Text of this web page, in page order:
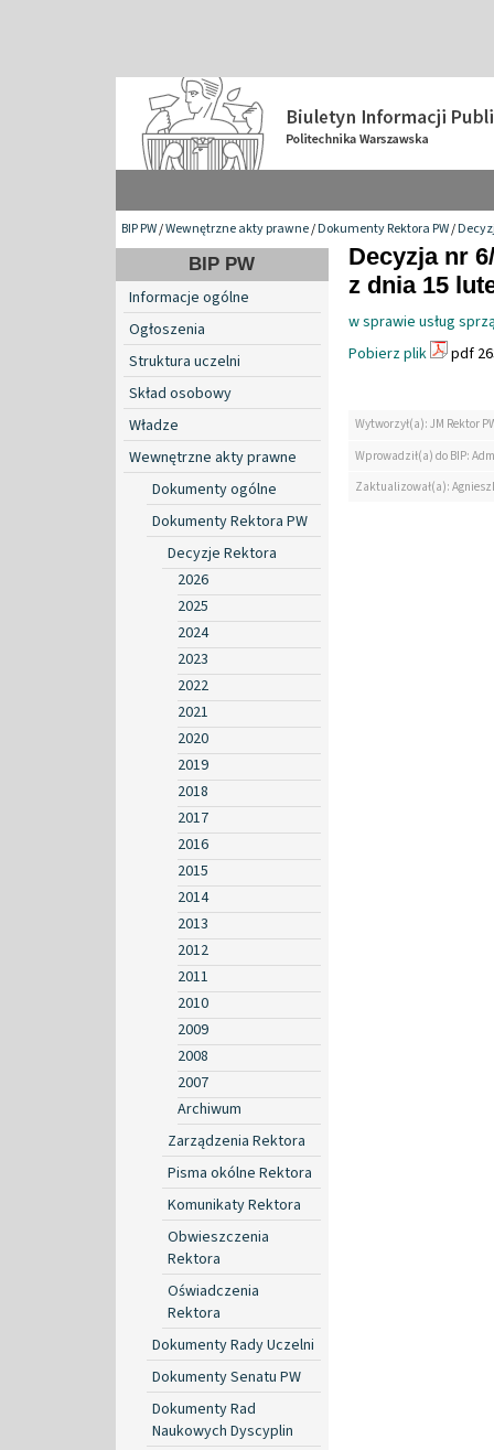
BIP PW/Wewnętrzne akty prawne/Dokumenty Rektora PW/
BIP PW
Informacje ogólne
Ogłoszenia
Struktura uczelni
Skład osobowy
Władze
Wewnętrzne akty prawne
Dokumenty ogólne
Dokumenty Rektora PW
Decyzje Rektora
2026
2025
2024
2023
2022
2021
2020
2019
2018
2017
2016
2015
2014
2013
2012
2011
2010
2009
2008
2007
Archiwum
Zarządzenia Rektora
Pisma okólne Rektora
Komunikaty Rektora
Obwieszczenia
Rektora
Oświadczenia
Rektora
Dokumenty Rady Uczelni
Dokumenty Senatu PW
Dokumenty Rad
Naukowych Dyscyplin
Decyzja nr
z dnia 15
w sprawie usług
Pobierz plik
pdf
Wytworzył(a): JM Rektor
Wprowadził(a) do BIP:
Zaktualizował(a):